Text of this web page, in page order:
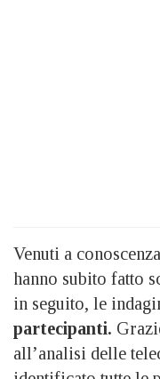
Venuti a
hanno subito fatto
in seguito, le
partecipanti.
all’analisi delle